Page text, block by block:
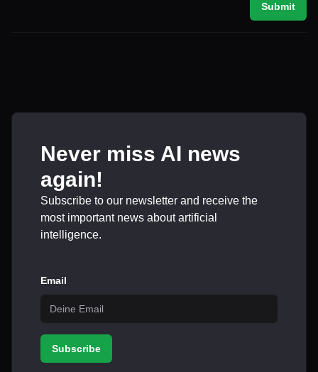
Submit
Never miss AI news
again!
Subscribe to our newsletter and receive the
most important news about artificial
intelligence.
Email
Subscribe